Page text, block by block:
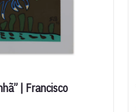
| Francisco